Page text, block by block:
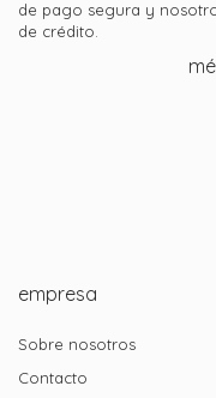
de pago segura y
de crédito.
empresa
Sobre nosotros
Contacto